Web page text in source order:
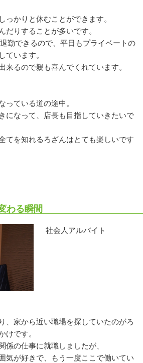
っかりと休むことができます。
だりすることが多いです。
勤できるので、平日もプライベートの
ています。
来るので親も喜んでくれています。
っている道の途中。
になって、店長も目指していきたいで
てを知れるろざんはとても楽しいです
わる瞬間
社会人アルバイト
、家から近い職場を探していたのがろ
けです。
係の仕事に就職しましたが、
気が好きで、もう一度ここで働いてい